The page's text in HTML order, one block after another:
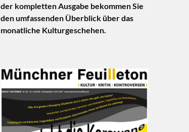
der kompletten Ausgabe bekommen Sie
den umfassenden Überblick über das
monatliche Kulturgeschehen.